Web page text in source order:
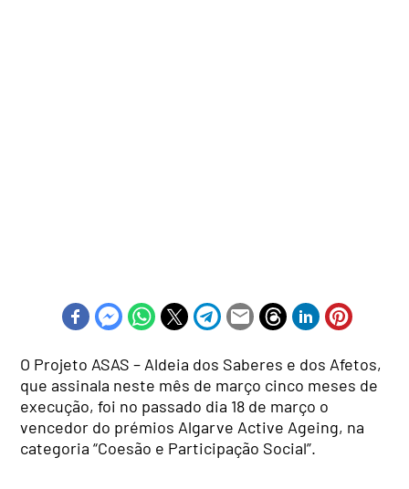
O Projeto ASAS – Aldeia dos Saberes e dos Afetos,
que assinala neste mês de março cinco meses de
execução, foi no passado dia 18 de março o
vencedor do prémios Algarve Active Ageing, na
categoria “Coesão e Participação Social”.